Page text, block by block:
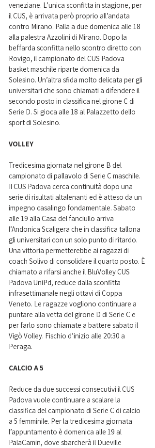
veneziane. L’unica sconfitta in stagione, per
il CUS, è arrivata però proprio all’andata
contro Mirano. Palla a due domenica alle 18
alla palestra Azzolini di Mirano. Dopo la
beffarda sconfitta nello scontro diretto con
Rovigo, il campionato del CUS Padova
basket maschile riparte domenica da
Solesino. Un’altra sfida molto delicata per gli
universitari che sono chiamati a difendere il
secondo posto in classifica nel girone C di
Serie D. Si gioca alle 18 al Palazzetto dello
sport di Solesino.
VOLLEY
Tredicesima giornata nel girone B del
campionato di pallavolo di Serie C maschile.
Il CUS Padova cerca continuità dopo una
serie di risultati altalenanti ed è atteso da un
impegno casalingo fondamentale. Sabato
alle 19 alla Casa del fanciullo arriva
l’Andonica Scaligera che in classifica tallona
gli universitari con un solo punto di ritardo.
Una vittoria permetterebbe ai ragazzi di
coach Solivo di consolidare il quarto posto. È
chiamato a rifarsi anche il BluVolley CUS
Padova UniPd, reduce dalla sconfitta
infrasettimanale negli ottavi di Coppa
Veneto. Le ragazze vogliono continuare a
puntare alla vetta del girone D di Serie C e
per farlo sono chiamate a battere sabato il
Vigò Volley. Fischio d’inizio alle 20:30 a
Peraga.
CALCIO A 5
Reduce da due successi consecutivi il CUS
Padova vuole continuare a scalare la
classifica del campionato di Serie C di calcio
a 5 femminile. Per la tredicesima giornata
l’appuntamento è domenica alle 19 al
PalaCamin, dove sbarcherà il Dueville